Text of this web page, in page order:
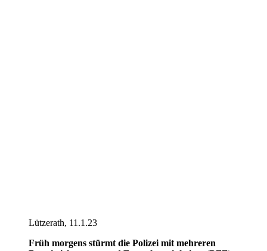
Lützerath, 11.1.23
Früh morgens stürmt die Polizei mit mehreren